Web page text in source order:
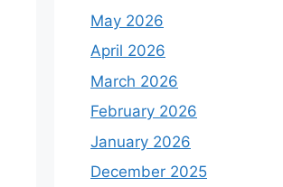
May 2026
April 2026
March 2026
February 2026
January 2026
December 2025